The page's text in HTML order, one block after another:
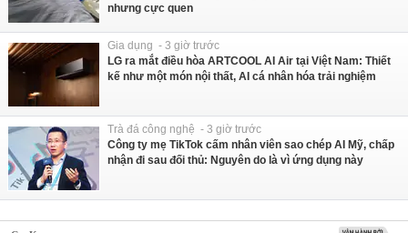
nhưng cực quen
Gia dụng - 3 giờ trước
LG ra mắt điều hòa ARTCOOL AI Air tại Việt Nam: Thiết
kế như một món nội thất, AI cá nhân hóa trải nghiệm
Trà đá công nghệ - 3 giờ trước
Công ty mẹ TikTok cấm nhân viên sao chép AI Mỹ, chấp
nhận đi sau đối thủ: Nguyên do là vì ứng dụng này